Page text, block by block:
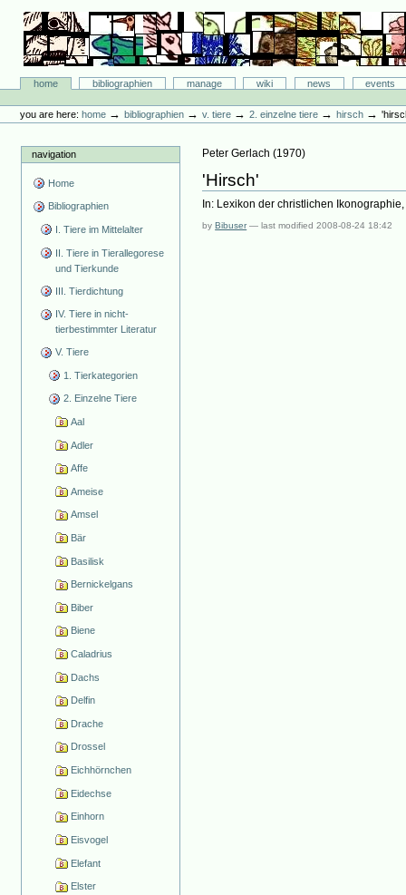
content.
navigation
Bibliographie-Portal
Sectionshome bibliographien manage wiki news
events
tools
you are here: home →bibliographien →v. tiere →2. einzelne tiere →hirsch →
navigation
Home
Bibliographien
I. Tiere im Mittelalter
II. Tiere in Tierallegorese
und Tierkunde
III. Tierdichtung
IV. Tiere in nicht-
tierbestimmter Literatur
V. Tiere
1. Tierkategorien
2. Einzelne Tiere
Aal
Adler
Affe
Ameise
Amsel
Bär
Basilisk
Bernickelgans
Biber
Biene
Caladrius
Dachs
Delfin
Drache
Drossel
Eichhörnchen
Eidechse
Einhorn
Eisvogel
Elefant
Elster
Peter Gerlach (1970)
'Hirsch'
In: Lexikon der christlichen
byBibuser —last modified2008-08-24 18:42